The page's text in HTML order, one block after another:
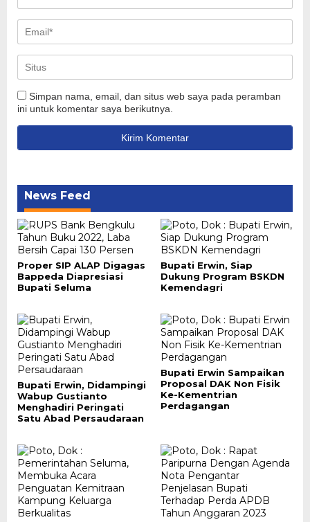
Simpan nama, email, dan situs web saya pada peramban
ini untuk komentar saya berikutnya.
News Feed
Proper SIP ALAP Digagas
Bappeda Diapresiasi
Bupati Seluma
Bupati Erwin, Siap
Dukung Program BSKDN
Kemendagri
Bupati Erwin, Didampingi
Wabup Gustianto
Menghadiri Peringati
Satu Abad Persaudaraan
Bupati Erwin Sampaikan
Proposal DAK Non Fisik
Ke-Kementrian
Perdagangan